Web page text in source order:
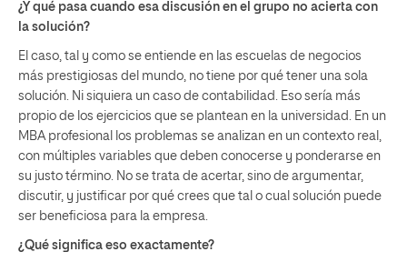
¿Y qué pasa cuando esa discusión en el grupo no acierta con
la solución?
El caso, tal y como se entiende en las escuelas de negocios
más prestigiosas del mundo, no tiene por qué tener una sola
solución. Ni siquiera un caso de contabilidad. Eso sería más
propio de los ejercicios que se plantean en la universidad. En un
MBA profesional los problemas se analizan en un contexto real,
con múltiples variables que deben conocerse y ponderarse en
su justo término. No se trata de acertar, sino de argumentar,
discutir, y justificar por qué crees que tal o cual solución puede
ser beneficiosa para la empresa.
¿Qué significa eso exactamente?